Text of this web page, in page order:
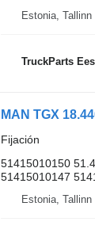
Estonia, Tallinn
TruckParts
Fijación
51415010150
51415010147
Estonia, Tallinn